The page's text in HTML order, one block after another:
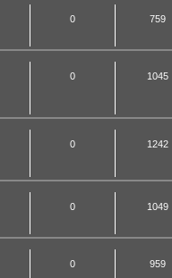
0 759
0 1045
0 1242
0 1049
0 959